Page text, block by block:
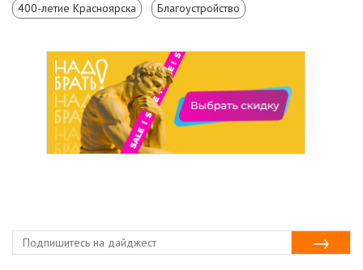
400-летие Красноярска Благоустройство